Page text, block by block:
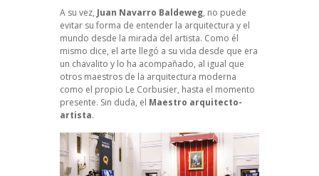
A su vez, Juan Navarro Baldeweg, no puede
evitar su forma de entender la arquitectura y el
mundo desde la mirada del artista. Como él
mismo dice, el arte llegó a su vida desde que era
un chavalito y lo ha acompañado, al igual que
otros maestros de la arquitectura moderna
como el propio Le Corbusier, hasta el momento
presente. Sin duda, el Maestro arquitecto-
artista.